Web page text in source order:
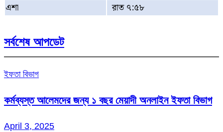
এশা
রাত ৭:৫৮
সর্বশেষ আপডেট
ইফতা বিভাগ
কর্মব্যস্ত আলেমদের জন্য ১ বছর মেয়াদী অনলাইন ইফতা বিভাগ
April 3, 2025